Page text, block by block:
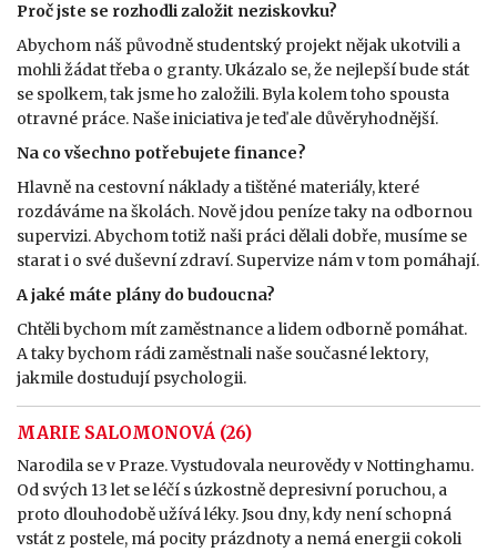
Proč jste se rozhodli založit neziskovku?
Abychom náš původně studentský projekt nějak ukotvili a
mohli žádat třeba o granty. Ukázalo se, že nejlepší bude stát
se spolkem, tak jsme ho založili. Byla kolem toho spousta
otravné práce. Naše iniciativa je teď ale důvěryhodnější.
Na co všechno potřebujete finance?
Hlavně na cestovní náklady a tištěné materiály, které
rozdáváme na školách. Nově jdou peníze taky na odbornou
supervizi. Abychom totiž naši práci dělali dobře, musíme se
starat i o své duševní zdraví. Supervize nám v tom pomáhají.
A jaké máte plány do budoucna?
Chtěli bychom mít zaměstnance a lidem odborně pomáhat.
A taky bychom rádi zaměstnali naše současné lektory,
jakmile dostudují psychologii.
MARIE SALOMONOVÁ (26)
Narodila se v Praze. Vystudovala neurovědy v Nottinghamu.
Od svých 13 let se léčí s úzkostně depresivní poruchou, a
proto dlouhodobě užívá léky. Jsou dny, kdy není schopná
vstát z postele, má pocity prázdnoty a nemá energii cokoli